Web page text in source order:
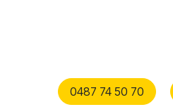
0487 74 50 70